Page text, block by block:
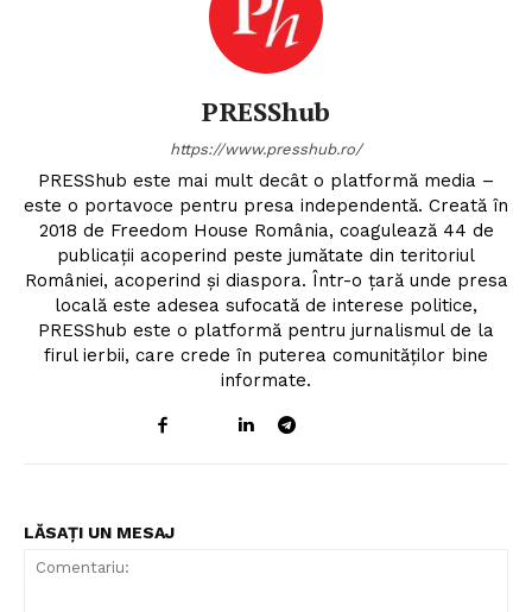
PRESShub
https://www.presshub.ro/
PRESShub este mai mult decât o platformă media –
este o portavoce pentru presa independentă. Creată în
2018 de Freedom House România, coagulează 44 de
publicații acoperind peste jumătate din teritoriul
României, acoperind și diaspora. Într-o țară unde presa
locală este adesea sufocată de interese politice,
PRESShub este o platformă pentru jurnalismul de la
firul ierbii, care crede în puterea comunităților bine
informate.
LĂSAȚI UN MESAJ